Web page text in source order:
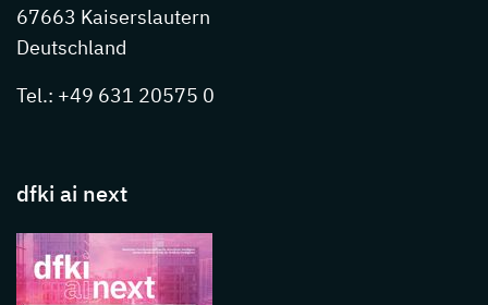
67663 Kaiserslautern
Deutschland
Tel.: +49 631 20575 0
dfki ai next